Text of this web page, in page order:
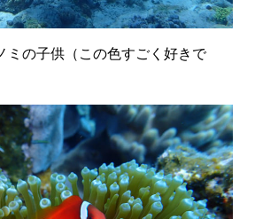
ミの子供（この色すごく好きで